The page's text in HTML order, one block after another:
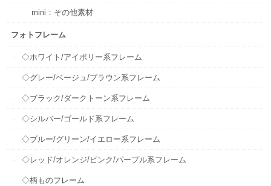
mini：その他素材
フォトフレーム
◇ホワイト/アイボリー系フレーム
◇グレー/ベージュ/ブラウン系フレーム
◇ブラック/ダークトーン系フレーム
◇シルバー/ゴールド系フレーム
◇ブルー/グリーン/イエロー系フレーム
◇レッド/オレンジ/ピンク/パープル系フレーム
◇柄ものフレーム